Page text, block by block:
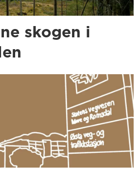
skogen i